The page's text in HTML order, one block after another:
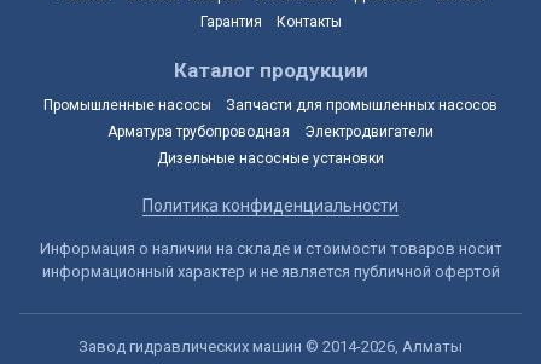
Гарантия
Контакты
Каталог продукции
Промышленные насосы
Запчасти для промышленных насосов
Арматура трубопроводная
Электродвигатели
Дизельные насосные установки
Политика конфиденциальности
Информация о наличии на складе и стоимости товаров носит
информационный характер и не является публичной офертой
Завод гидравлических машин © 2014-2026, Алматы